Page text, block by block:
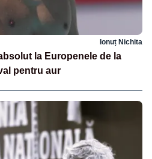
Ionuț Nichita
la Europenele de la
pentru aur